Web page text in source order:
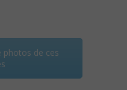
photos de ces